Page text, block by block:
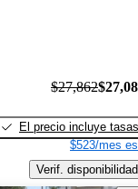
$27,862
El precio incluye tasas
$523/mes
Verif. disponibilidad